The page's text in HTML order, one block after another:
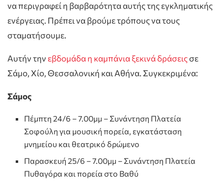
να περιγραφεί η βαρβαρότητα αυτής της εγκληματικής
ενέργειας. Πρέπει να βρούμε τρόπους να τους
σταματήσουμε.
Αυτήν την εβδομάδα η καμπάνια ξεκινά δράσειςσε
Σάμο, Χίο, Θεσσαλονική και Αθήνα. Συγκεκριμένα:
Σάμος
Πέμπτη 24/6 – 7.00μμ – Συνάντηση Πλατεία
Σοφούλη για μουσική πορεία, εγκατάσταση
μνημείου και θεατρικό δρώμενο
Παρασκευή 25/6 – 7.00μμ – Συνάντηση Πλατεία
Πυθαγόρα και πορεία στο Βαθύ